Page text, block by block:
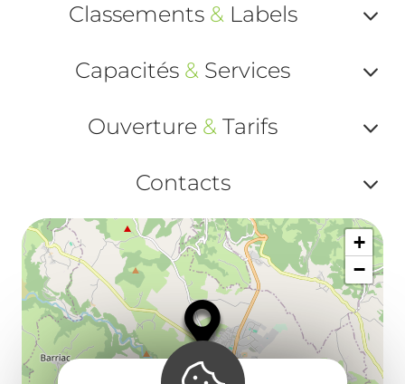
Classements &Labels
ou
Capacités & Services
ou
Ouverture & Tarifs
ou
et
Contacts
ou
+
−